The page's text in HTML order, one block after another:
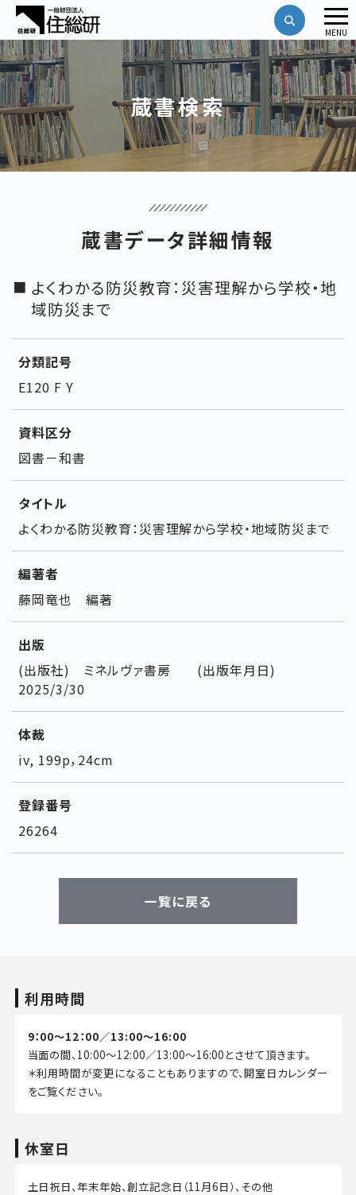
蔵書検索
蔵書データ詳細情報
よくわかる防災教育：災害理解から学校・地
域防災まで
分類記号
E120 F Y
資料区分
図書－和書
タイトル
よくわかる防災教育：災害理解から学校・地域防災まで
編著者
藤岡竜也 編著
出版
(出版社) ミネルヴァ書房 (出版年月日)
2025/3/30
体裁
iv, 199p，24cm
登録番号
26264
一覧に戻る
利用時間
9：00～12：00／13:00～16:00
当面の間、10:00～12:00／13:00～16:00とさせて頂きます。
＊利用時間が変更になることもありますので、開室日カレンダー
をご覧ください。
休室日
土日祝日、年末年始、創立記念日（11月6日）、その他
メ
ニ
ュ
ー
MENU